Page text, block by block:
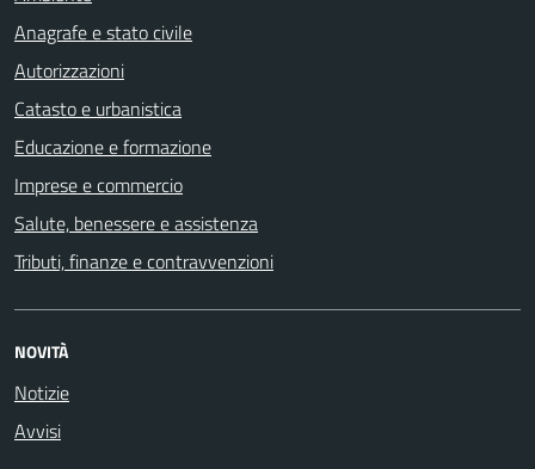
Anagrafe e stato civile
Autorizzazioni
Catasto e urbanistica
Educazione e formazione
Imprese e commercio
Salute, benessere e assistenza
Tributi, finanze e contravvenzioni
NOVITÀ
Notizie
Avvisi